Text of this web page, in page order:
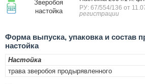
Зверобоя
настойка
РУ: 67/554/136 от
регистрации
Форма выпуска, упаковка и состав
настойка
Настойка
трава зверобоя продырявленного